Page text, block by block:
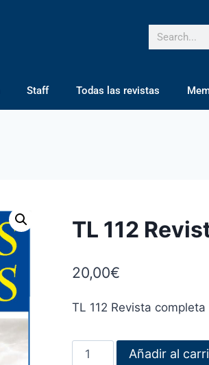
Staff Todas las revistas
TL 112
20,00€
TL 112 Revista completa
Añadir al